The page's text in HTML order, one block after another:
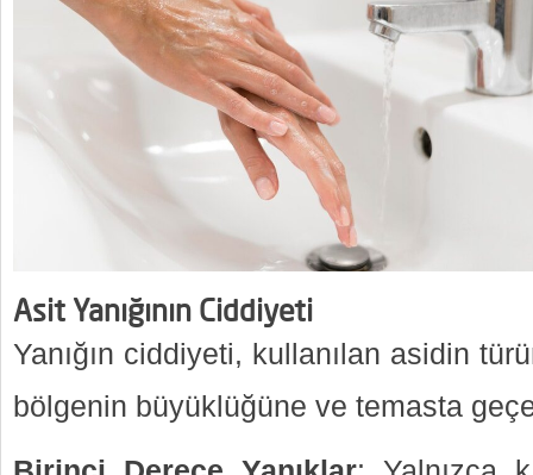
Asit Yanığının Ciddiyeti
Yanığın ciddiyeti, kullanılan asidin
bölgenin büyüklüğüne ve temasta